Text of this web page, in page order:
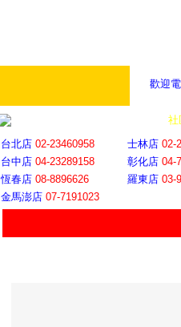
歡迎
社
台北店 02-23460958 士林店 02-
台中店 04-23289158 彰化店 04-
恆春店 08-8896626 羅東店 03-
金馬澎店 07-7191023